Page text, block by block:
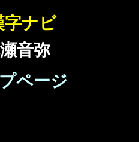
字ナビ
音弥
ページ